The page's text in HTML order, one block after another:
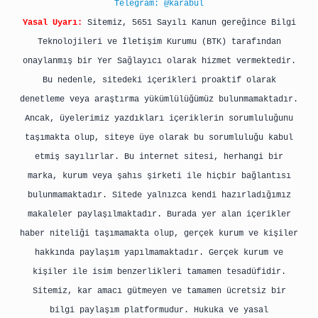
Telegram: @karabul
Yasal Uyarı:
Sitemiz, 5651 Sayılı Kanun gereğince Bilgi
Teknolojileri ve İletişim Kurumu (BTK) tarafından
onaylanmış bir Yer Sağlayıcı olarak hizmet vermektedir.
Bu nedenle, sitedeki içerikleri proaktif olarak
denetleme veya araştırma yükümlülüğümüz bulunmamaktadır.
Ancak, üyelerimiz yazdıkları içeriklerin sorumluluğunu
taşımakta olup, siteye üye olarak bu sorumluluğu kabul
etmiş sayılırlar. Bu internet sitesi, herhangi bir
marka, kurum veya şahıs şirketi ile hiçbir bağlantısı
bulunmamaktadır. Sitede yalnızca kendi hazırladığımız
makaleler paylaşılmaktadır. Burada yer alan içerikler
haber niteliği taşımamakta olup, gerçek kurum ve kişiler
hakkında paylaşım yapılmamaktadır. Gerçek kurum ve
kişiler ile isim benzerlikleri tamamen tesadüfidir.
Sitemiz, kar amacı gütmeyen ve tamamen ücretsiz bir
bilgi paylaşım platformudur. Hukuka ve yasal